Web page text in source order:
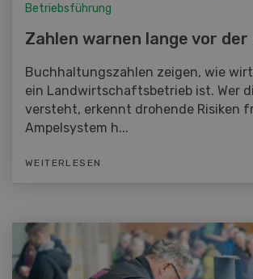
Betriebsführung
Zahlen warnen lange vor der
Buchhaltungszahlen zeigen, wie
ein Landwirtschaftsbetrieb ist. Wer
versteht, erkennt drohende Risiken
Ampelsystem h...
WEITERLESEN